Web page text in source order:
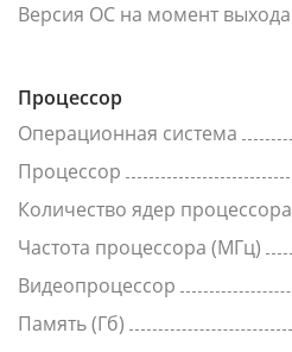
Версия ОС на момент выхода
Процессор
Операционная система
Процессор
Количество ядер процессора
Частота процессора (МГц)
Видеопроцессор
Память (Гб)